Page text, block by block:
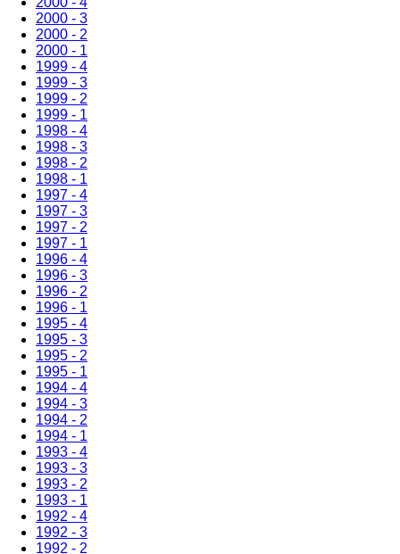
2000 - 3
2000 - 2
2000 - 1
1999 - 4
1999 - 3
1999 - 2
1999 - 1
1998 - 4
1998 - 3
1998 - 2
1998 - 1
1997 - 4
1997 - 3
1997 - 2
1997 - 1
1996 - 4
1996 - 3
1996 - 2
1996 - 1
1995 - 4
1995 - 3
1995 - 2
1995 - 1
1994 - 4
1994 - 3
1994 - 2
1994 - 1
1993 - 4
1993 - 3
1993 - 2
1993 - 1
1992 - 4
1992 - 3
1992 - 2